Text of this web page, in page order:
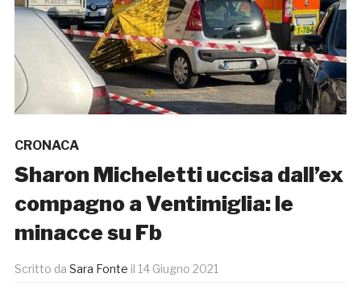
CRONACA
Sharon Micheletti uccisa dall’ex
compagno a Ventimiglia: le
minacce su Fb
Scritto da Sara Fonte il 14 Giugno 2021